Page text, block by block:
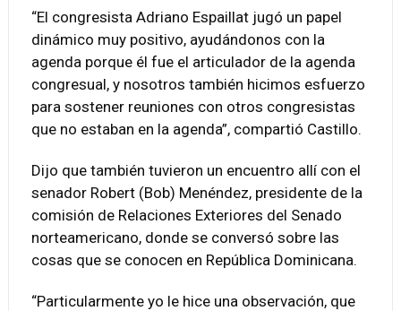
“El congresista Adriano Espaillat jugó un papel
dinámico muy positivo, ayudándonos con la
agenda porque él fue el articulador de la agenda
congresual, y nosotros también hicimos esfuerzo
para sostener reuniones con otros congresistas
que no estaban en la agenda”, compartió Castillo.
Dijo que también tuvieron un encuentro allí con el
senador Robert (Bob) Menéndez, presidente de la
comisión de Relaciones Exteriores del Senado
norteamericano, donde se conversó sobre las
cosas que se conocen en República Dominicana.
“Particularmente yo le hice una observación, que